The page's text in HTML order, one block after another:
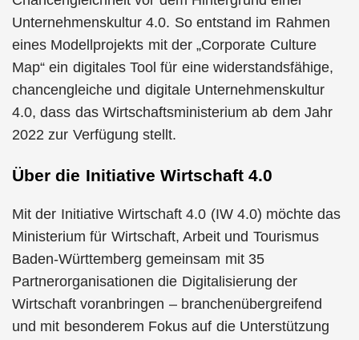
Unternehmenskultur 4.0. So entstand im Rahmen
eines Modellprojekts mit der „Corporate Culture
Map“ ein digitales Tool für eine widerstandsfähige,
chancengleiche und digitale Unternehmenskultur
4.0, dass das Wirtschaftsministerium ab dem Jahr
2022 zur Verfügung stellt.
Über die Initiative Wirtschaft 4.0
Mit der Initiative Wirtschaft 4.0 (IW 4.0) möchte das
Ministerium für Wirtschaft, Arbeit und Tourismus
Baden-Württemberg gemeinsam mit 35
Partnerorganisationen die Digitalisierung der
Wirtschaft voranbringen – branchenübergreifend
und mit besonderem Fokus auf die Unterstützung